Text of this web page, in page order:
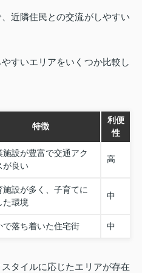
近隣住民との交流がしやすい
すいエリアをいくつか比較し
特徴
利便
性
施設が豊富で交通アク
が良い
高
施設が多く、子育てに
た環境
中
で落ち着いた住宅街 中
タイルに応じたエリアが存在